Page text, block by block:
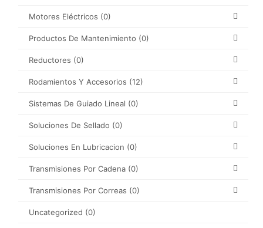
Motores Eléctricos (0)
Productos De Mantenimiento (0)
Reductores (0)
Rodamientos Y Accesorios (12)
Sistemas De Guiado Lineal (0)
Soluciones De Sellado (0)
Soluciones En Lubricacion (0)
Transmisiones Por Cadena (0)
Transmisiones Por Correas (0)
Uncategorized (0)